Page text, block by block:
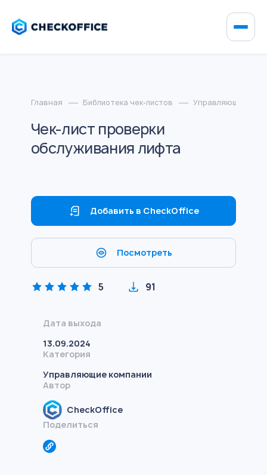
Главная Библиотека чек-листов Управляющие
Чек-лист проверки
обслуживания лифта
Добавить в CheckOffice
Посмотреть
5 91
Дата выхода
13.09.2024
Категория
Управляющие компании
Автор
CheckOffice
Поделиться